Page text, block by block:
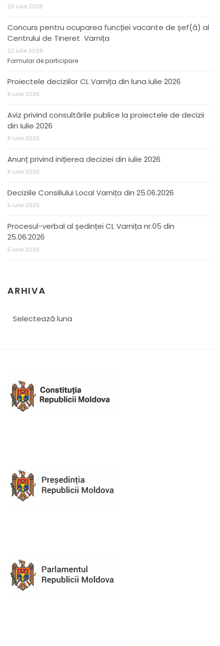
29 iulie 2026
Concurs pentru ocuparea funcției vacante de șef(ă) al
Centrului de Tineret Varnița
22 iulie 2026
Formular de participare
Proiectele deciziilor CL Varnița din luna iulie 2026
8 iulie 2026
Aviz privind consultările publice la proiectele de decizii
din iulie 2026
8 iulie 2026
Anunț privind inițierea deciziei din iulie 2026
8 iulie 2026
Deciziile Consiliului Local Varnița din 25.06.2026
5 iulie 2026
Procesul-verbal al ședinței CL Varnița nr.05 din
25.06.2026
5 iulie 2026
ARHIVA